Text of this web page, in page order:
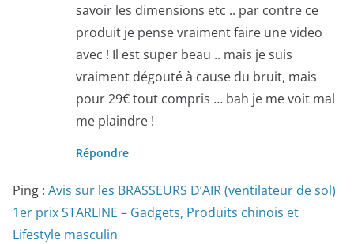
savoir les dimensions etc .. par contre ce
produit je pense vraiment faire une video
avec ! Il est super beau .. mais je suis
vraiment dégouté à cause du bruit, mais
pour 29€ tout compris … bah je me voit mal
me plaindre !
Répondre
Ping : Avis sur les BRASSEURS D’AIR (ventilateur de sol)
1er prix STARLINE – Gadgets, Produits chinois et
Lifestyle masculin